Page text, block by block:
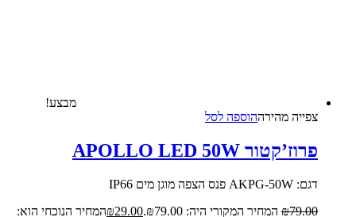
מבצע!
צפייה‬ ‫מהירה‬הוספה לסל
פרוז’קטור APOLLO LED 50W
דגם: AKPG-50W פנס הצפה מוגן מים IP66
₪79.00 המחיר המקורי היה: ₪79.00. ₪29.00 המחיר הנוכחי הוא: